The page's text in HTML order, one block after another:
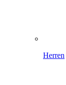
Herren